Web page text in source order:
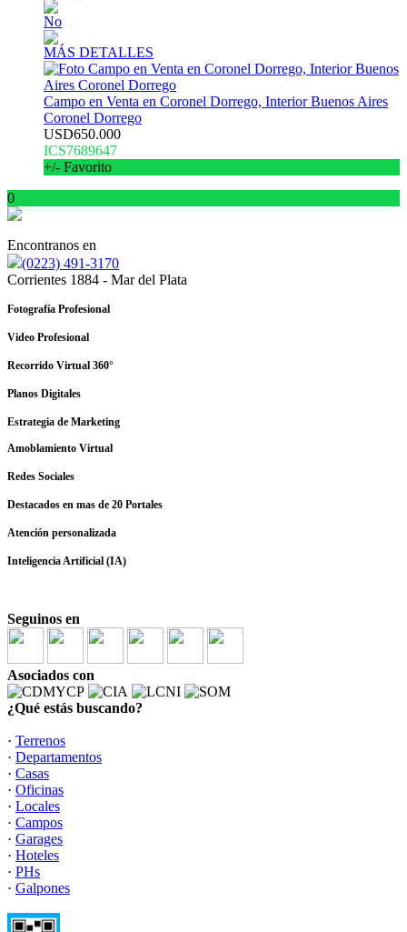
No
MÁS DETALLES
Campo en Venta en Coronel Dorrego, Interior Buenos Aires
Coronel Dorrego
USD650.000
ICS7689647
+/- Favorito
0
Encontranos en
(0223) 491-3170
Corrientes 1884 - Mar del Plata
Fotografía Profesional
Video Profesional
Recorrido Virtual 360°
Planos Digitales
Estrategia de Marketing
Amoblamiento Virtual
Redes Sociales
Destacados en mas de 20 Portales
Atención personalizada
Inteligencia Artificial (IA)
Seguinos en
Asociados con
¿Qué estás buscando?
· Terrenos
· Departamentos
· Casas
· Oficinas
· Locales
· Campos
· Garages
· Hoteles
· PHs
· Galpones